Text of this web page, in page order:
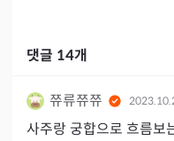
댓글 14개
쮸류쮸쮸
사주랑 궁합으로 흐름보